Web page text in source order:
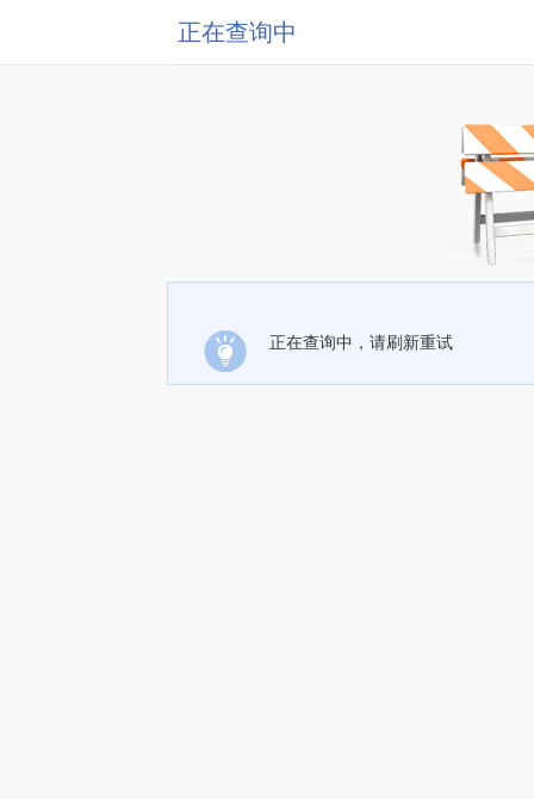
正在查询中
正在查询中，请刷新重试